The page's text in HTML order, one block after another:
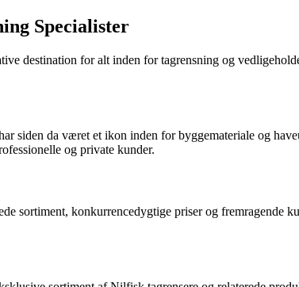
Specialister
destination for alt inden for tagrensning og
siden da været et ikon inden for byggemateriale og
og private kunder.
sortiment, konkurrencedygtige priser og fremragende